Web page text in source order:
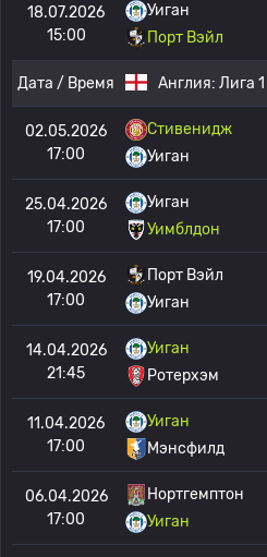
18.07.2026
15:00
Уиган
Порт Вэйл
Дата / Время Англия: Лига 1
02.05.2026
17:00
Стивенидж
Уиган
25.04.2026
17:00
Уиган
Уимблдон
19.04.2026
17:00
Порт Вэйл
Уиган
14.04.2026
21:45
Уиган
Ротерхэм
11.04.2026
17:00
Уиган
Мэнсфилд
06.04.2026
17:00
Нортгемптон
Уиган